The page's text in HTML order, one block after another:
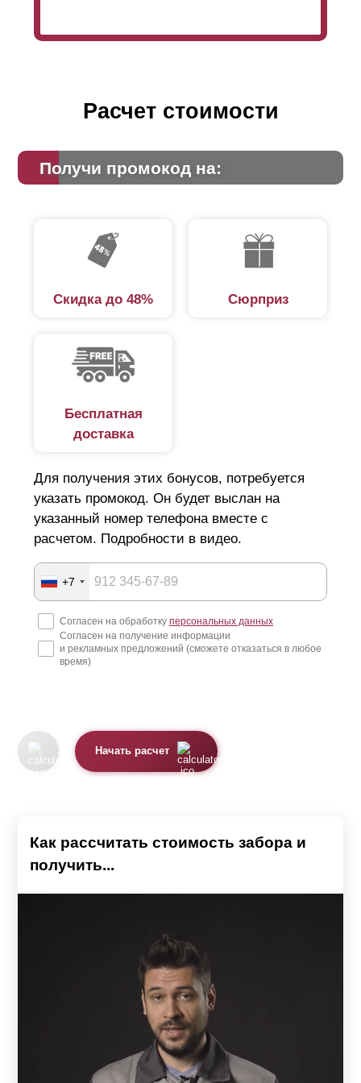
Существенным преимуществом варианта "
является то, что высоталамелиодинаково хорошо
Именно поэтому он подходит для ограждения
частного дома, дачи, места для семейного отдыха,
беседок и других частных территорий, а также для
предприятий и коммерческой недвижимости.
Если сравнивать вариант "Стандарт" с "
забора. Для того, чтобы узнать окончательную
точную стоимость забора необходимо
воспользоваться представленным калькулятором.
Расчет стоимости
Получи промокод на:
Скидка до 48% Сюрприз
Бесплатная
доставка
Для получения этих бонусов, потребуется
указать промокод. Он будет выслан на
указанный номер телефона вместе с
расчетом. Подробности в видео.
+7
Согласен на обработку персональных данных
Согласен на получение информации
и рекламных предложений (сможете отказаться в любое
время)
Начать расчет
Как рассчитать стоимость забора и
получить...